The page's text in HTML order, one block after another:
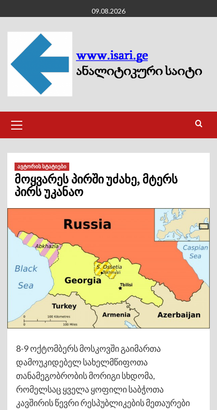
to
content
09.08.2026
Menu
ავტორის სტატიები
მოყვარეს პირში უძახე, მტერს
პირს უკანაო
8-9 ოქტომბერს მოსკოვში გაიმართა
დამოუკიდებელ სახელმწიფოთა
თანამეგობრობის მორიგი სხდომა,
რომელსაც ყველა ყოფილი საბჭოთა
კავშირის წევრი რესპუბლიკების მეთაურები